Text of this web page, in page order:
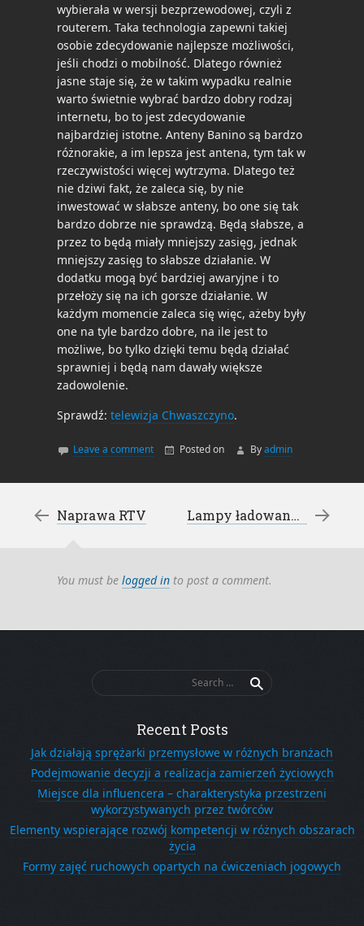
wybierała w wersji bezprzewodowej, czyli z
routerem. Taka technologia zapewni takiej
osobie zdecydowanie najlepsze możliwości,
jeśli chodzi o mobilność. Dlatego również
jasne staje się, że w takim wypadku realnie
warto świetnie wybrać bardzo dobry rodzaj
internetu, bo to jest zdecydowanie
najbardziej istotne. Anteny Banino są bardzo
różnorakie, a im lepsza jest antena, tym tak w
rzeczywistości więcej wytrzyma. Dlatego też
nie dziwi fakt, że zaleca się, by nie
inwestować w słabsze anteny, bo one się tak
bardzo dobrze nie sprawdzą. Będą słabsze, a
przez to będą miały mniejszy zasięg, jednak
mniejszy zasięg to słabsze działanie. W
dodatku mogą być bardziej awaryjne i to
przełoży się na ich gorsze działanie. W
każdym momencie zaleca się więc, ażeby były
one na tyle bardzo dobre, na ile jest to
możliwe, bo tylko dzięki temu będą działać
sprawniej i będą nam dawały większe
zadowolenie.
Sprawdź: telewizja Chwaszczyno.
Leave a comment Posted on Byadmin
Post navigation
←
Naprawa RTV Lampy ładowane słońcem
You must be logged in to post a comment.
Search
for:
Recent Posts
Jak działają sprężarki przemysłowe w różnych branżach
Podejmowanie decyzji a realizacja zamierzeń życiowych
Miejsce dla influencera – charakterystyka przestrzeni
wykorzystywanych przez twórców
Elementy wspierające rozwój kompetencji w różnych obszarach
życia
Formy zajęć ruchowych opartych na ćwiczeniach jogowych